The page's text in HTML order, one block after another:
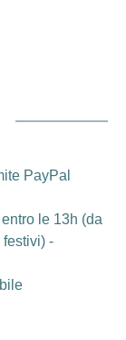
PayPal
le 13h (da
festivi) -